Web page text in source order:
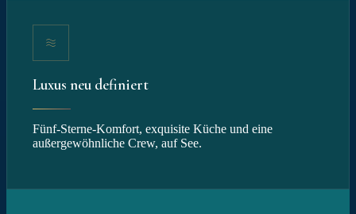
Luxus neu definiert
Fünf-Sterne-Komfort, exquisite Küche und eine
außergewöhnliche Crew, auf See.